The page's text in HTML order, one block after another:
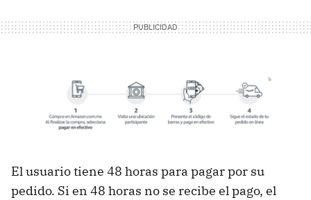
El usuario tiene 48 horas para pagar por su
pedido. Si en 48 horas no se recibe el pago, el